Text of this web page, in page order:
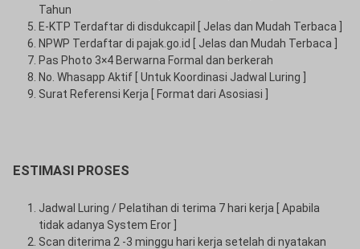
Tahun
E-KTP Terdaftar di disdukcapil [ Jelas dan Mudah Terbaca ]
NPWP Terdaftar di pajak.go.id [ Jelas dan Mudah Terbaca ]
Pas Photo 3×4 Berwarna Formal dan berkerah
No. Whasapp Aktif [ Untuk Koordinasi Jadwal Luring ]
Surat Referensi Kerja [ Format dari Asosiasi ]
ESTIMASI PROSES
Jadwal Luring / Pelatihan di terima 7 hari kerja [ Apabila
tidak adanya System Eror ]
Scan diterima 2 -3 minggu hari kerja setelah di nyatakan